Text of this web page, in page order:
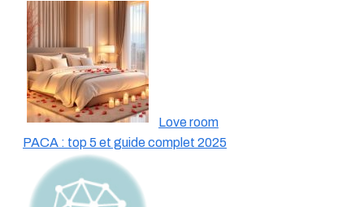
Love room
PACA : top 5 et guide complet 2025